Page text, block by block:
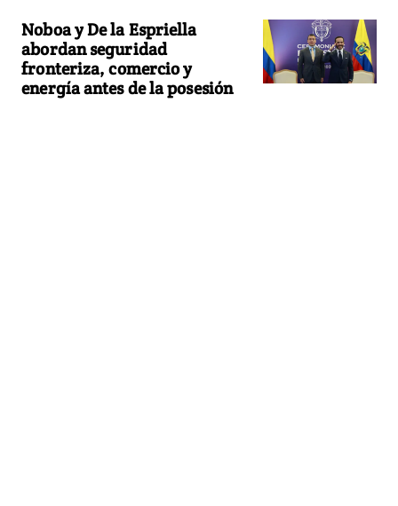
Noboa y De la Espriella
abordan seguridad
fronteriza, comercio y
energía antes de la posesión